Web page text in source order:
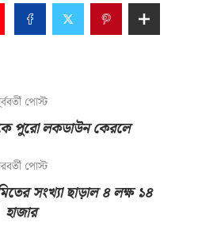
পোস্ট
পুরো লকডাউন কেরলে
পোস্ট
সংখ্যা ছাড়াল ৪ লক্ষ ১৪
হাজার